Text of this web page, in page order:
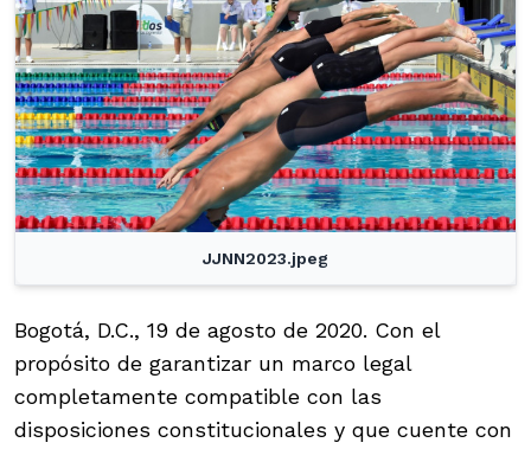
JJNN2023.jpeg
Bogotá, D.C., 19 de agosto de 2020. Con el
propósito de garantizar un marco legal
completamente compatible con las
disposiciones constitucionales y que cuente con